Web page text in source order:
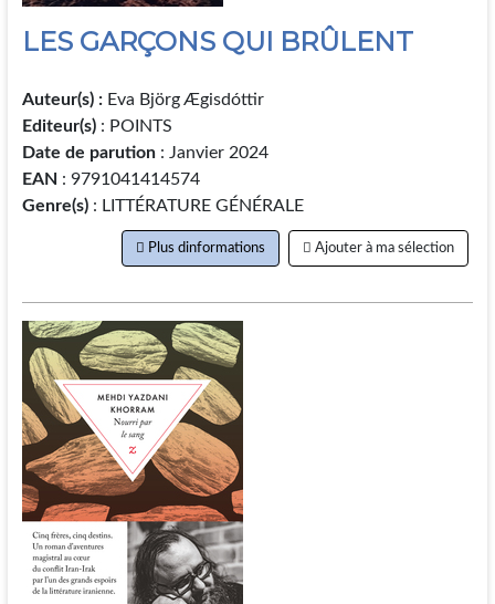
LES GARÇONS QUI BRÛLENT
Auteur(s) :Eva Björg Ægisdóttir
Editeur(s) : POINTS
Date de parution: Janvier 2024
EAN : 9791041414574
Genre(s): LITTÉRATURE GÉNÉRALE
Plus dinformations Ajouter à ma sélection